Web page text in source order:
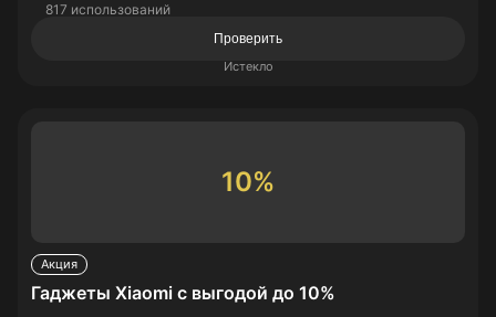
817 использований
Проверить
Истекло
10%
Акция
Гаджеты Xiaomi с выгодой до 10%